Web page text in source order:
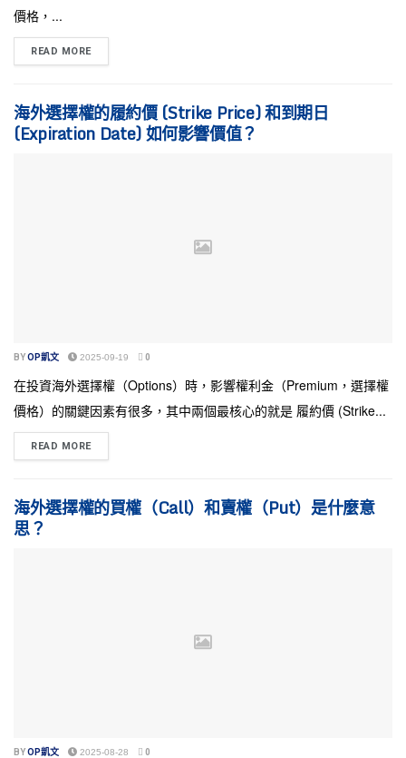
價格，...
READ MORE
海外選擇權的履約價 (Strike Price) 和到期日
(Expiration Date) 如何影響價值？
BYOP凱文 2025-09-19 0
在投資海外選擇權（Options）時，影響權利金（Premium，選擇權
價格）的關鍵因素有很多，其中兩個最核心的就是 履約價 (Strike...
READ MORE
海外選擇權的買權（Call）和賣權（Put）是什麼意
思？
BYOP凱文 2025-08-28 0